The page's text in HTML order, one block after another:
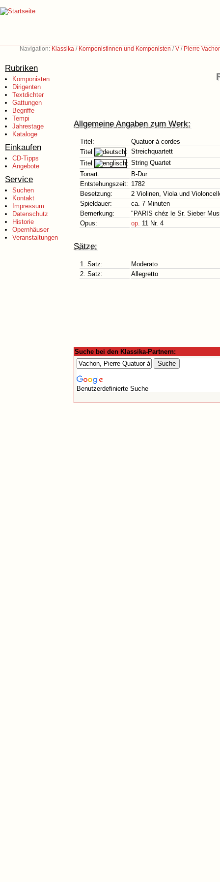
Navigation: Klassika / Komponistinnen und Komponisten /V / Pierre
Rubriken
Komponisten
Dirigenten
Textdichter
Gattungen
Begriffe
Tempi
Jahrestage
Kataloge
Einkaufen
CD-Tipps
Angebote
Service
Suchen
Kontakt
Impressum
Datenschutz
Historie
Opernhäuser
Veranstaltungen
Allgemeine Angaben zum Werk:
Titel:
Quatuor à cordes
Titel
: Streichquartett
Titel
: String Quartet
Tonart:
B-Dur
Entstehungszeit: 1782
Besetzung:
2 Violinen, Viola und
Spieldauer:
ca. 7 Minuten
Bemerkung:
"PARIS chéz le Sr. Sieber
Opus:
op. 11 Nr. 4
Sätze:
1. Satz:
Moderato
2. Satz:
Allegretto
Suche bei den Klassika-Partnern:
Benutzerdefinierte Suche